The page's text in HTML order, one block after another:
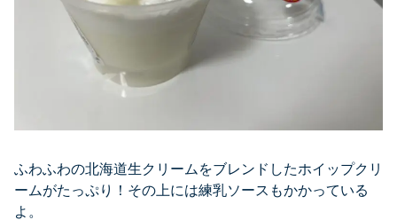
ふわふわの北海道生クリームをブレンドしたホイップクリ
ームがたっぷり！その上には練乳ソースもかかっている
よ。